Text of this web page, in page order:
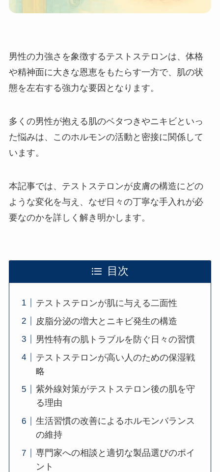
男性の力強さを象徴するテストステロンは、体格
や精神面に大きな恩恵をもたらす一方で、肌の状
態を左右する強力な要因となります。
多くの男性が抱える肌のベタつきやニキビといっ
た悩みは、このホルモンの活動と密接に関係して
います。
本記事では、テストステロンが皮膚の構造にどの
ような変化を与え、なぜ日々の丁寧な手入れが必
要なのかを詳しく解き明かします。
目次
テストステロンが肌に与える二面性
皮脂分泌の増大とニキビ発生の構造
男性特有の肌トラブルを防ぐ日々の習慣
テストステロンが高い人のための保湿戦
略
紫外線対策がテストステロン後の肌を守
る理由
生活習慣の改善によるホルモンバランス
の維持
専門家への相談と適切な製品選びのポイ
ント